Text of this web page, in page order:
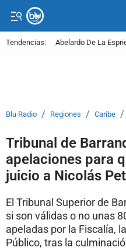
Tendencias: Abelardo De La
Blu Radio / Regiones / Caribe /
Tribunal de
apelaciones para
juicio a Nicolás
El Tribunal Superior de
si son válidas o no unas
apeladas por la Fiscalía,
Público, tras la